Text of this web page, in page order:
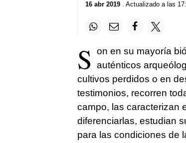
16 abr 2019. Actualizado a las
S
on en su mayoría
auténticos
cultivos perdidos o en
testimonios, recorren
campo, las caracterizan
diferenciarlas, estudian
para las condiciones de